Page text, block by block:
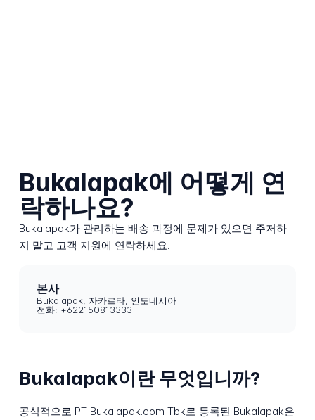
Bukalapak에 어떻게 연
락하나요?
Bukalapak가 관리하는 배송 과정에 문제가 있으면 주저하
지 말고 고객 지원에 연락하세요.
본사
Bukalapak, 자카르타, 인도네시아
전화: +622150813333
Bukalapak이란 무엇입니까?
공식적으로 PT Bukalapak.com Tbk로 등록된 Bukalapak은